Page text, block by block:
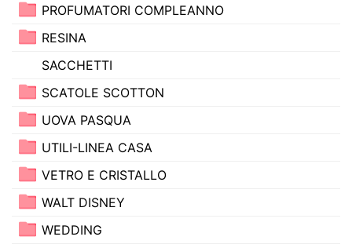
PROFUMATORI COMPLEANNO
RESINA
SACCHETTI
SCATOLE SCOTTON
UOVA PASQUA
UTILI-LINEA CASA
VETRO E CRISTALLO
WALT DISNEY
WEDDING